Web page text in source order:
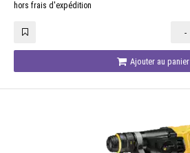
hors frais d'expédition
-
Ajouter au panier